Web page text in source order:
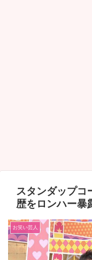
スタンダップコ
歴をロンハー暴
お笑い芸人